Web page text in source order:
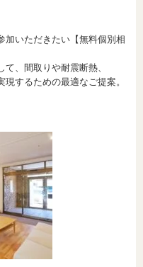
加いただきたい【無料個別相
、間取りや耐震断熱、
するための最適なご提案。